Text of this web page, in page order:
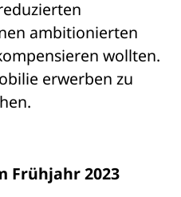
ambitionierten
wollten.
erwerben zu
Frühjahr 2023